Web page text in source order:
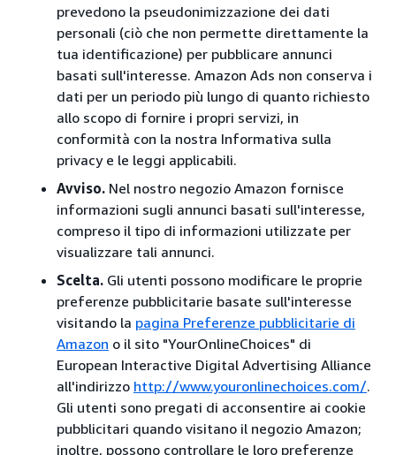
prevedono la pseudonimizzazione dei dati
personali (ciò che non permette direttamente la
tua identificazione) per pubblicare annunci
basati sull'interesse. Amazon Ads non conserva i
dati per un periodo più lungo di quanto richiesto
allo scopo di fornire i propri servizi, in
conformità con la nostra Informativa sulla
privacy e le leggi applicabili.
Avviso. Nel nostro negozio Amazon fornisce
informazioni sugli annunci basati sull'interesse,
compreso il tipo di informazioni utilizzate per
visualizzare tali annunci.
Scelta. Gli utenti possono modificare le proprie
preferenze pubblicitarie basate sull'interesse
visitando la pagina Preferenze pubblicitarie di
Amazon o il sito "YourOnlineChoices" di
European Interactive Digital Advertising Alliance
all'indirizzo http://www.youronlinechoices.com/.
Gli utenti sono pregati di acconsentire ai cookie
pubblicitari quando visitano il negozio Amazon;
inoltre, possono controllare le loro preferenze